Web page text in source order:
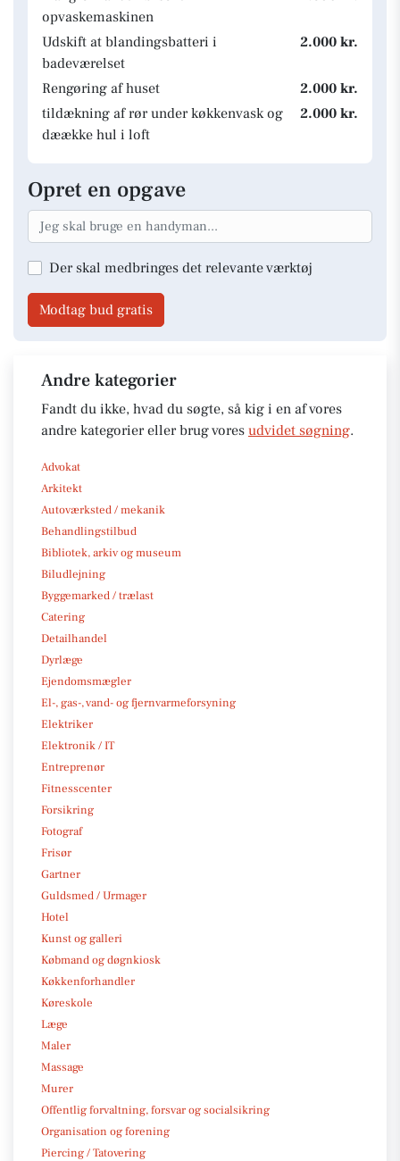
opvaskemaskinen
Udskift at blandingsbatteri i
badeværelset
2.000 kr.
Rengøring af huset
2.000 kr.
tildækning af rør under køkkenvask og
dæække hul i loft
2.000 kr.
Opret en opgave
Der skal medbringes det relevante værktøj
Modtag bud gratis
Andre kategorier
Fandt du ikke, hvad du søgte, så kig i en af vores
andre kategorier eller brug vores udvidet søgning.
Advokat
Arkitekt
Autoværksted / mekanik
Behandlingstilbud
Bibliotek, arkiv og museum
Biludlejning
Byggemarked / trælast
Catering
Detailhandel
Dyrlæge
Ejendomsmægler
El-, gas-, vand- og fjernvarmeforsyning
Elektriker
Elektronik / IT
Entreprenør
Fitnesscenter
Forsikring
Fotograf
Frisør
Gartner
Guldsmed / Urmager
Hotel
Kunst og galleri
Købmand og døgnkiosk
Køkkenforhandler
Køreskole
Læge
Maler
Massage
Murer
Offentlig forvaltning, forsvar og socialsikring
Organisation og forening
Piercing / Tatovering